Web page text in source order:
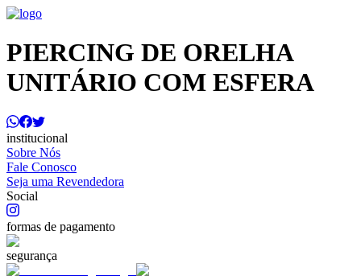
PIERCING DE ORELHA
UNITÁRIO COM ESFERA
institucional
Sobre Nós
Fale Conosco
Seja uma Revendedora
Social
formas de pagamento
segurança